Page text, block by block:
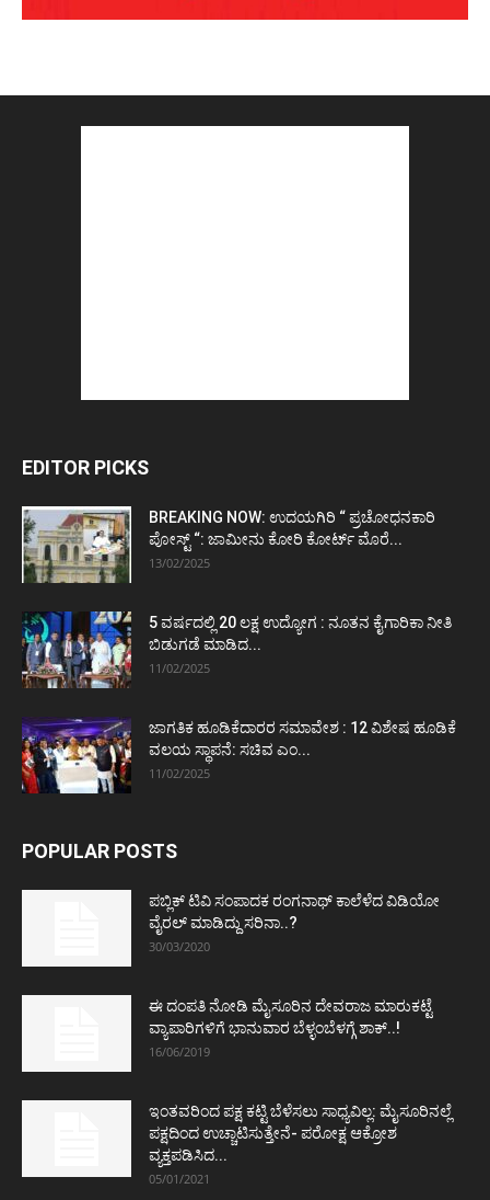
EDITOR PICKS
BREAKING NOW: ಉದಯಗಿರಿ “ ಪ್ರಚೋಧನಕಾರಿ
ಪೋಸ್ಟ್‌ “: ಜಾಮೀನು ಕೋರಿ ಕೋರ್ಟ್‌ ಮೊರೆ...
13/02/2025
5 ವರ್ಷದಲ್ಲಿ 20 ಲಕ್ಷ ಉದ್ಯೋಗ : ನೂತನ ಕೈಗಾರಿಕಾ ನೀತಿ
ಬಿಡುಗಡೆ ಮಾಡಿದ...
11/02/2025
ಜಾಗತಿಕ ಹೂಡಿಕೆದಾರರ ಸಮಾವೇಶ : 12 ವಿಶೇಷ ಹೂಡಿಕೆ
ವಲಯ ಸ್ಥಾಪನೆ: ಸಚಿವ ಎಂ...
11/02/2025
POPULAR POSTS
ಪಬ್ಲಿಕ್ ಟಿವಿ ಸಂಪಾದಕ ರಂಗನಾಥ್ ಕಾಲೆಳೆದ ವಿಡಿಯೋ
ವೈರಲ್ ಮಾಡಿದ್ದು ಸರಿನಾ..?
30/03/2020
ಈ ದಂಪತಿ ನೋಡಿ ಮೈಸೂರಿನ ದೇವರಾಜ ಮಾರುಕಟ್ಟೆ
ವ್ಯಾಪಾರಿಗಳಿಗೆ ಭಾನುವಾರ ಬೆಳ್ಳಂಬೆಳಗ್ಗೆ ಶಾಕ್..!
16/06/2019
ಇಂತವರಿಂದ ಪಕ್ಷ ಕಟ್ಟಿ ಬೆಳೆಸಲು ಸಾಧ್ಯವಿಲ್ಲ: ಮೈಸೂರಿನಲ್ಲೆ
ಪಕ್ಷದಿಂದ ಉಚ್ಚಾಟಿಸುತ್ತೇನೆ- ಪರೋಕ್ಷ ಆಕ್ರೋಶ
ವ್ಯಕ್ತಪಡಿಸಿದ...
05/01/2021